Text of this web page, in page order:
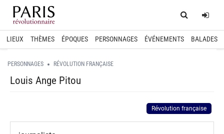
Home
LIEUX THÈMES ÉPOQUES PERSONNAGES ÉVÉNEMENTS BALADES
PERSONNAGES RÉVOLUTION FRANÇAISE
Louis Ange Pitou
Révolution française